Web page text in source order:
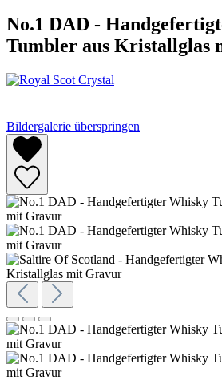
No.1 DAD -
Tumbler aus Kristallglas
Bildergalerie überspringen